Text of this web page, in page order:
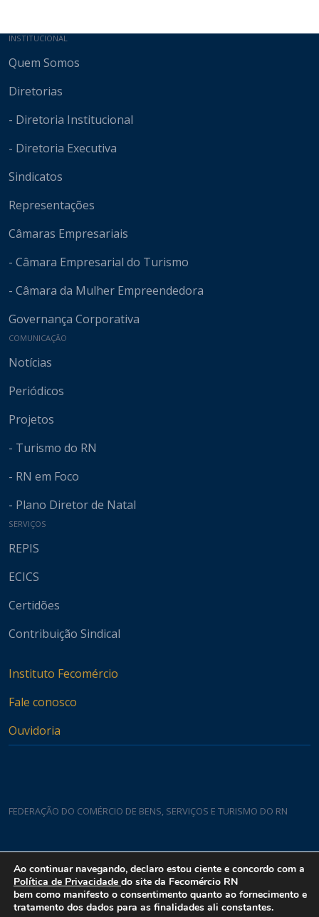
Mapa do site
INSTITUCIONAL
Quem Somos
Diretorias
- Diretoria Institucional
- Diretoria Executiva
Sindicatos
Representações
Câmaras Empresariais
- Câmara Empresarial do Turismo
- Câmara da Mulher Empreendedora
Governança Corporativa
COMUNICAÇÃO
Notícias
Periódicos
Projetos
- Turismo do RN
- RN em Foco
- Plano Diretor de Natal
SERVIÇOS
REPIS
ECICS
Certidões
Contribuição Sindical
Instituto Fecomércio
Fale conosco
Ouvidoria
FEDERAÇÃO DO COMÉRCIO DE BENS, SERVIÇOS E TURISMO DO RN
Rua Padre João Damasceno, 1935 - Lagoa Nova CEP 59075-760
Ao continuar navegando, declaro estou ciente e concordo com a
Política de Privacidade do site da Fecomércio RN
bem como manifesto o consentimento quanto ao fornecimento e
tratamento dos dados para as finalidades ali constantes.